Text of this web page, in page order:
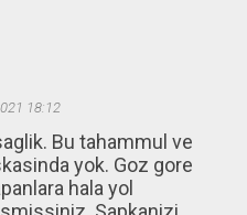
18:12
Bu tahammul ve
yok. Goz gore
hala yol